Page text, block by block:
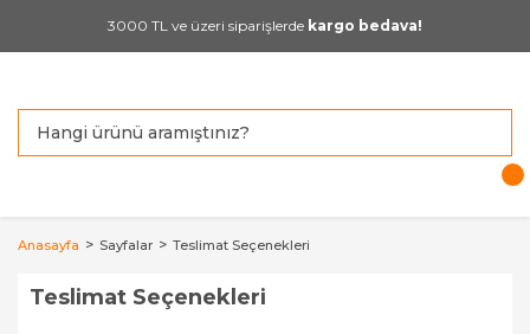
3000 TL ve üzeri siparişlerde kargo bedava!
Anasayfa Sayfalar Teslimat Seçenekleri
Teslimat Seçenekleri